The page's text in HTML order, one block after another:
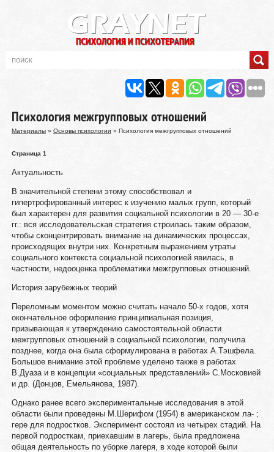
Психология межгрупповых отношений
Материалы» Основы психологии » Психология межгрупповых отношений
Страница 1
Актуальность
В значительной степени этому способствовал и
гипертрофированный интерес к изучению малых групп, который
был характерен для развития социальной психологии в 20 — 30-е
гг.: вся исследовательская стратегия строилась таким образом,
чтобы сконцентрировать внимание на динамических процессах,
происходящих внутри них. Конкретным выражением утраты
социального контекста социальной психологией явилась, в
частности, недооценка проблематики межгрупповых отношений.
История зарубежных теорий
Переломным моментом можно считать начало 50-х годов, хотя
окончательное оформление принципиальная позиция,
призывающая к утверждению самостоятельной области
межгрупповых отношений в социальной психологии, получила
позднее, когда она была сформулирована в работах А.Тэшфела.
Большое внимание этой проблеме уделено также в работах
В.Дуаза и в концепции «социальных представлений» С.Московией
и др. (Донцов, Емельянова, 1987).
Однако ранее всего экспериментальные исследования в этой
области были проведены М.Шерифом (1954) в американском ла- ;
гере для подростков. Эксперимент состоял из четырех стадий. На
первой подросткам, приехавшим в лагерь, была предложена
общая деятельность по уборке лагеря, в ходе которой были